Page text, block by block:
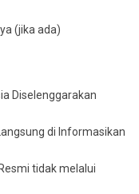
(jika ada)
Diselenggarakan
di Informasikan
tidak melalui